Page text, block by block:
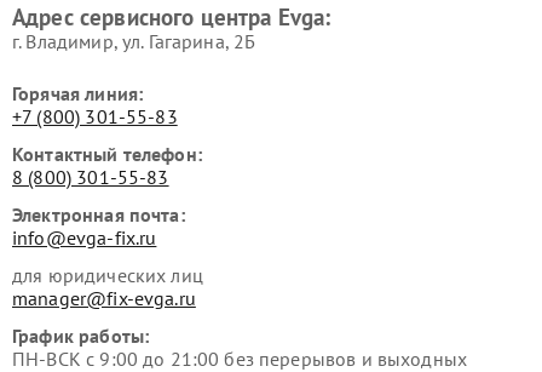
Адрес сервисного центра Evga:
г. Владимир, ул. Гагарина, 2Б
Горячая линия:
+7 (800) 301-55-83
Контактный телефон:
8 (800) 301-55-83
Электронная почта:
info@evga-fix.ru
для юридических лиц
manager@fix-evga.ru
График работы:
ПН-ВСК с 9:00 до 21:00 без перерывов и выходных